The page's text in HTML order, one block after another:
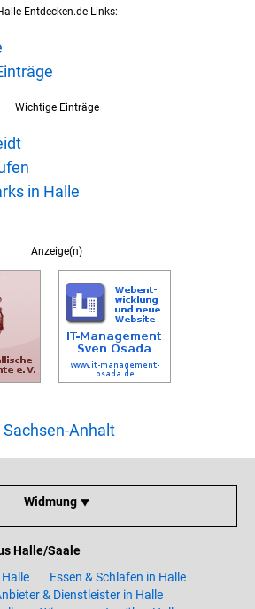
Entdecken.de Links:
Wichtige Einträge
in Halle
Anzeige(n)
Anhalt
Widmung ⯆
Halle/Saale
Essen & Schlafen in Halle
& Dienstleister in Halle